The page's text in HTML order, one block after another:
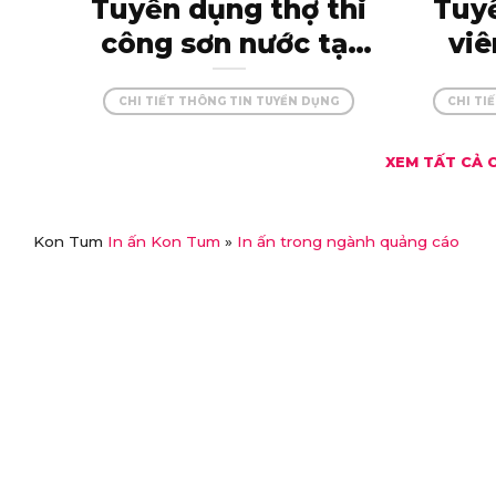
Tuyển dụng thợ thi
công sơn nước tại
Kon Tum – đam mê
cùng màu sắc, tạo
CHI TIẾT THÔNG TIN TUYỂN DỤNG CHI
XEM TẤT CẢ
Kon Tum In ấn Kon Tum » In ấn trong ngành quảng cáo